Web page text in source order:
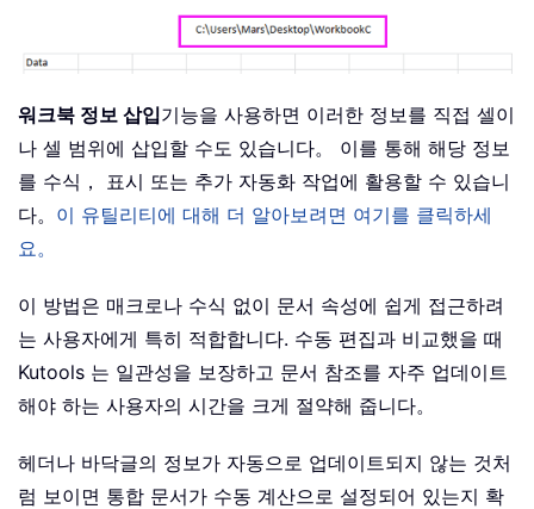
워크북 정보 삽입기능을 사용하면 이러한 정보를 직접 셀이
나 셀 범위에 삽입할 수도 있습니다。 이를 통해 해당 정보
를 수식， 표시 또는 추가 자동화 작업에 활용할 수 있습니
다。 이 유틸리티에 대해 더 알아보려면 여기를 클릭하세
요。
이 방법은 매크로나 수식 없이 문서 속성에 쉽게 접근하려
는 사용자에게 특히 적합합니다. 수동 편집과 비교했을 때
Kutools 는 일관성을 보장하고 문서 참조를 자주 업데이트
해야 하는 사용자의 시간을 크게 절약해 줍니다。
헤더나 바닥글의 정보가 자동으로 업데이트되지 않는 것처
럼 보이면 통합 문서가 수동 계산으로 설정되어 있는지 확